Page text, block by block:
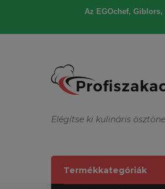
Az EGOchef,
Elégítse ki kulináris
Termékkategóriák